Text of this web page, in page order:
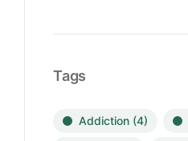
Tags
Addiction (4)